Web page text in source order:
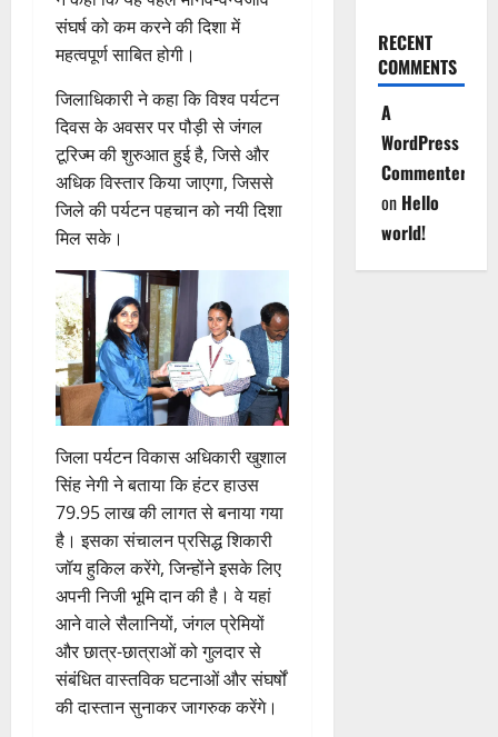
संघर्ष को कम करने की दिशा में
महत्वपूर्ण साबित होगी।
जिलाधिकारी ने कहा कि विश्व पर्यटन
दिवस के अवसर पर पौड़ी से जंगल
टूरिज्म की शुरुआत हुई है, जिसे और
अधिक विस्तार किया जाएगा, जिससे
जिले की पर्यटन पहचान को नयी दिशा
मिल सके।
जिला पर्यटन विकास अधिकारी खुशाल
सिंह नेगी ने बताया कि हंटर हाउस
79.95 लाख की लागत से बनाया गया
है। इसका संचालन प्रसिद्ध शिकारी
जॉय हुकिल करेंगे, जिन्होंने इसके लिए
अपनी निजी भूमि दान की है। वे यहां
आने वाले सैलानियों, जंगल प्रेमियों
और छात्र-छात्राओं को गुलदार से
संबंधित वास्तविक घटनाओं और संघर्षों
की दास्तान सुनाकर जागरुक करेंगे।
RECENT
COMMENTS
A
WordPress
Commenter
on Hello
world!